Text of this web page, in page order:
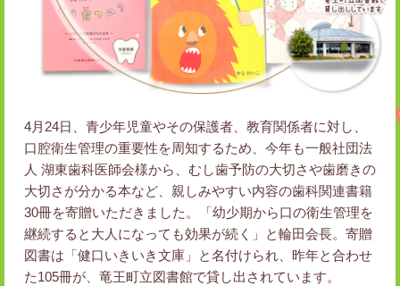
4月24日、青少年児童やその保護者、教育関係者に対し、
口腔衛生管理の重要性を周知するため、今年も一般社団法
人 湖東歯科医師会様から、むし歯予防の大切さや歯磨きの
大切さが分かる本など、親しみやすい内容の歯科関連書籍
30冊を寄贈いただきました。「幼少期から口の衛生管理を
継続すると大人になっても効果が続く」と輪田会長。寄贈
図書は「健口いきいき文庫」と名付けられ、昨年と合わせ
た105冊が、竜王町立図書館で貸し出されています。